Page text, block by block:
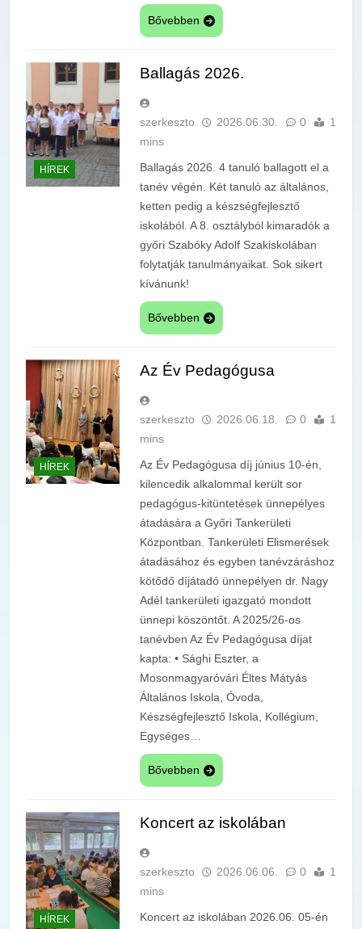
Bővebben
HÍREK
Ballagás 2026.
szerkeszto 2026.06.30. 0
1
mins
Ballagás 2026. 4 tanuló ballagott el a
tanév végén. Két tanuló az általános,
ketten pedig a készségfejlesztő
iskolából. A 8. osztályból kimaradók a
győri Szabóky Adolf Szakiskolában
folytatják tanulmányaikat. Sok sikert
kívánunk!
Bővebben
HÍREK
Az Év Pedagógusa
szerkeszto 2026.06.18. 0
1
mins
Az Év Pedagógusa díj június 10-én,
kilencedik alkalommal került sor
pedagógus-kitüntetések ünnepélyes
átadására a Győri Tankerületi
Központban. Tankerületi Elismerések
átadásához és egyben tanévzáráshoz
kötődő díjátadó ünnepélyen dr. Nagy
Adél tankerületi igazgató mondott
ünnepi köszöntőt. A 2025/26-os
tanévben Az Év Pedagógusa díjat
kapta: • Sághi Eszter, a
Mosonmagyaróvári Éltes Mátyás
Általános Iskola, Óvoda,
Készségfejlesztő Iskola, Kollégium,
Egységes…
Bővebben
HÍREK
Koncert az iskolában
szerkeszto 2026.06.06. 0
1
mins
Koncert az iskolában 2026.06. 05-én